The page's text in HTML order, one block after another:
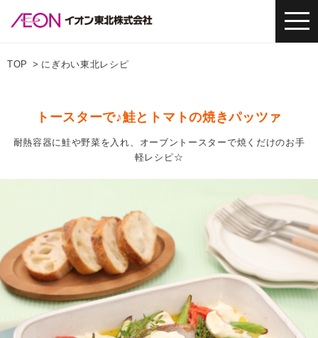
TOP にぎわい東北レシピ
トースターで♪鮭とトマトの焼きパッツァ
耐熱容器に鮭や野菜を入れ、オーブントースターで焼くだけのお手
軽レシピ☆